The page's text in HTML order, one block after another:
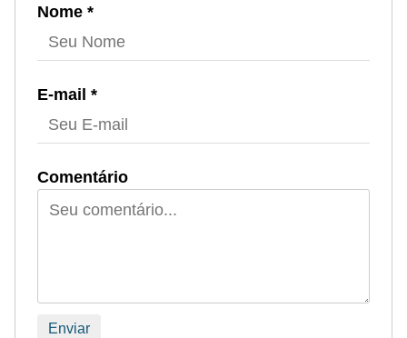
Nome *
E-mail *
Comentário